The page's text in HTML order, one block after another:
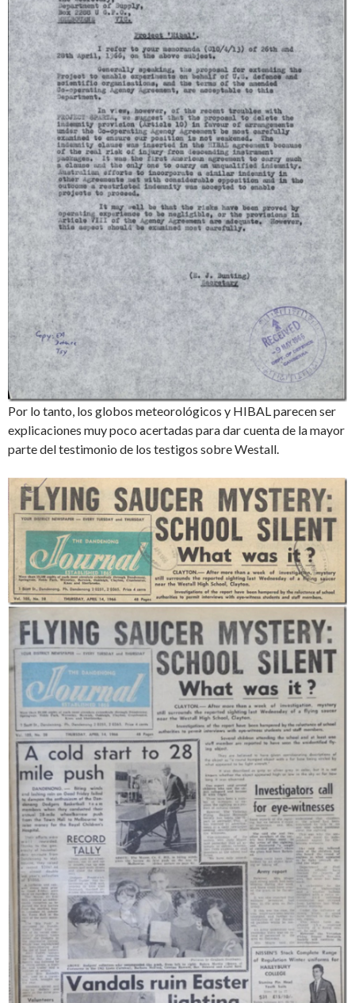
Por lo tanto, los globos meteorológicos y HIBAL parecen ser
explicaciones muy poco acertadas para dar cuenta de la mayor
parte del testimonio de los testigos sobre Westall.